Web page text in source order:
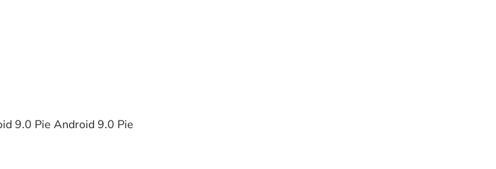
9.0 Pie Android 9.0 Pie